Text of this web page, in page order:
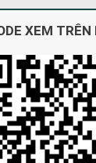
XEM